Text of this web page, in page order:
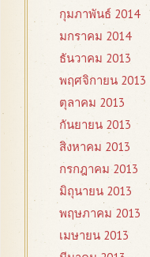
กุมภาพันธ์ 2014
มกราคม 2014
ธันวาคม 2013
พฤศจิกายน 2013
ตุลาคม 2013
กันยายน 2013
สิงหาคม 2013
กรกฎาคม 2013
มิถุนายน 2013
พฤษภาคม 2013
เมษายน 2013